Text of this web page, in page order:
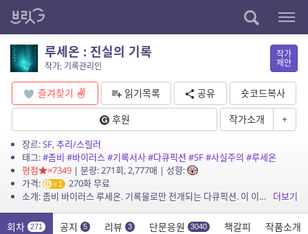
루세온 : 진실의 기록
작가: 기록관리인
작가
제안
즐겨찾기 읽기목록 공유
숏코드복사
후원
작가소개 +
장르:SF,추리/스릴러
태그:#좀비 #바이러스#기록서사#다큐픽션 #SF#사실주의 #루세온
평점
×7349| 분량: 271회, 2,777매 | 성향:
가격:
1
270화 무료
소개: 좀비 바이러스 루세온. 기록물로만 전개되는 다큐픽션. 이 이야기는 픽션이며 등장하는 인물, 단체, 사건은 실제와 어떠한 관련도 없음을 밝힙니다.
더보기
회차 271 공지 5 리뷰 3 단문응원 3040 책갈피 작품소개